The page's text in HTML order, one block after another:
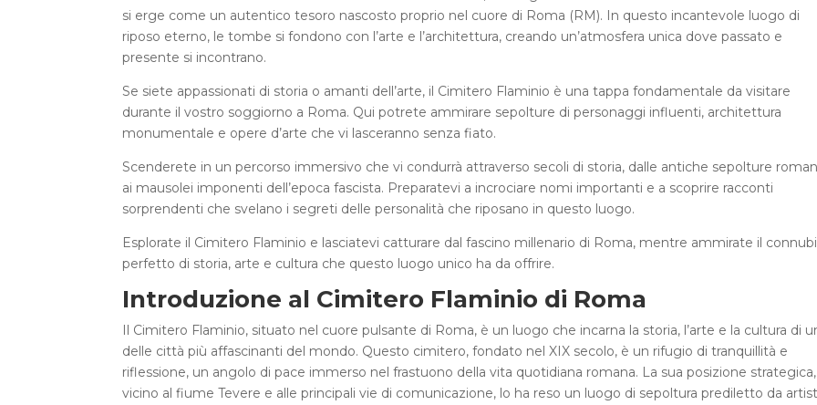
si erge come un autentico tesoro nascosto proprio nel cuore di Roma (RM). In questo incantevole luogo di
riposo eterno, le tombe si fondono con l’arte e l’architettura, creando un’atmosfera unica dove passato e
presente si incontrano.
Se siete appassionati di storia o amanti dell’arte, il Cimitero Flaminio è una tappa fondamentale da visitare
durante il vostro soggiorno a Roma. Qui potrete ammirare sepolture di personaggi influenti, architettura
monumentale e opere d’arte che vi lasceranno senza fiato.
Scenderete in un percorso immersivo che vi condurrà attraverso secoli di storia, dalle antiche sepolture
ai mausolei imponenti dell’epoca fascista. Preparatevi a incrociare nomi importanti e a scoprire racconti
sorprendenti che svelano i segreti delle personalità che riposano in questo luogo.
Esplorate il Cimitero Flaminio e lasciatevi catturare dal fascino millenario di Roma, mentre ammirate il
perfetto di storia, arte e cultura che questo luogo unico ha da offrire.
Introduzione al Cimitero Flaminio di Roma
Il Cimitero Flaminio, situato nel cuore pulsante di Roma, è un luogo che incarna la storia, l’arte e la cultura di
delle città più affascinanti del mondo. Questo cimitero, fondato nel XIX secolo, è un rifugio di tranquillità e
riflessione, un angolo di pace immerso nel frastuono della vita quotidiana romana. La sua posizione strategica,
vicino al fiume Tevere e alle principali vie di comunicazione, lo ha reso un luogo di sepoltura prediletto da